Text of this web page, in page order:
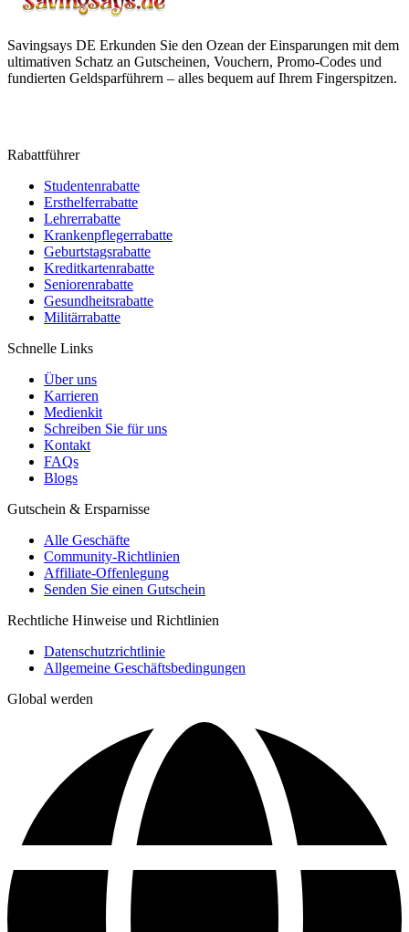
Savingsays DE Erkunden Sie den Ozean der Einsparungen mit dem
ultimativen Schatz an Gutscheinen, Vouchern, Promo-Codes und
fundierten Geldsparführern – alles bequem auf Ihrem Fingerspitzen.
Rabattführer
Studentenrabatte
Ersthelferrabatte
Lehrerrabatte
Krankenpflegerrabatte
Geburtstagsrabatte
Kreditkartenrabatte
Seniorenrabatte
Gesundheitsrabatte
Militärrabatte
Schnelle Links
Über uns
Karrieren
Medienkit
Schreiben Sie für uns
Kontakt
FAQs
Blogs
Gutschein & Ersparnisse
Alle Geschäfte
Community-Richtlinien
Affiliate-Offenlegung
Senden Sie einen Gutschein
Rechtliche Hinweise und Richtlinien
Datenschutzrichtlinie
Allgemeine Geschäftsbedingungen
Global werden